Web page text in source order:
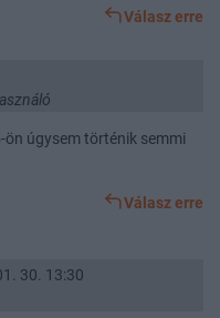
Válasz erre
úgysem történik semmi
Válasz erre
30. 13:30